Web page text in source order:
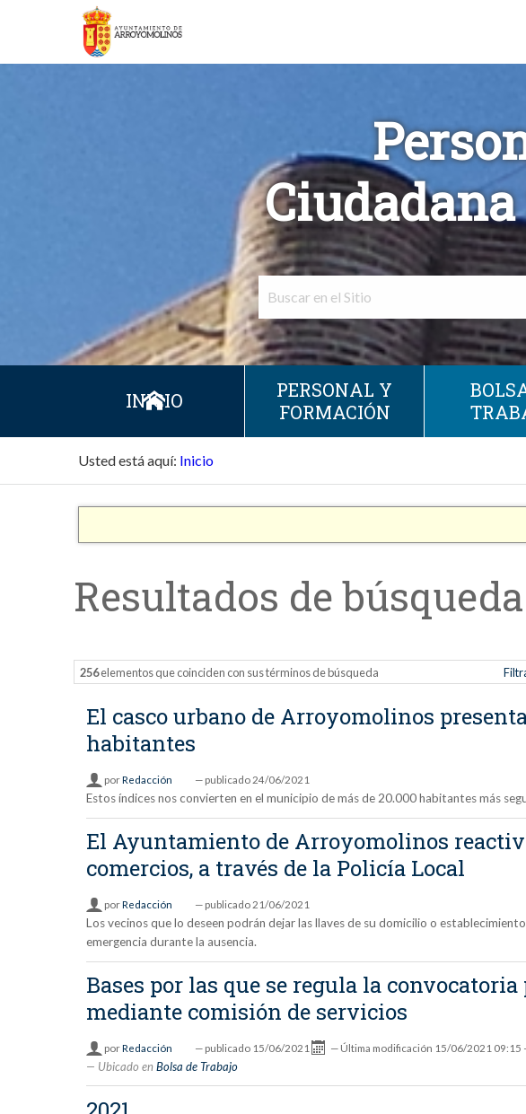
INICIO
PERSONAL Y
FORMACIÓN
Usted está aquí: Inicio
Resultados de búsqueda
256elementos que coinciden con sus términos de búsqueda
El casco urbano de Arroyomolinos
habitantes
porRedacción — publicado24/06/2021
Estos índices nos convierten en el municipio de más de 20.000 habitantes más
El Ayuntamiento de Arroyomolinos
comercios, a través de la Policía Local
porRedacción — publicado21/06/2021
Los vecinos que lo deseen podrán dejar las llaves de su domicilio o
emergencia durante la ausencia.
Bases por las que se regula la
mediante comisión de servicios
porRedacción — publicado15/06/2021 — Última modificación 15/06/2021 09:15
Ubicado en Bolsa de Trabajo